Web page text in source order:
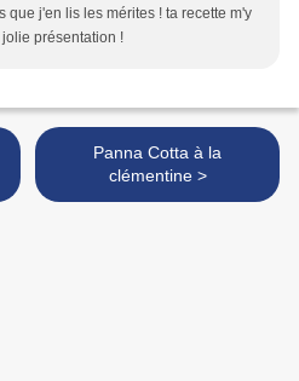
que j'en lis les mérites ! ta recette m'y
présentation !
Panna Cotta à la
clémentine >